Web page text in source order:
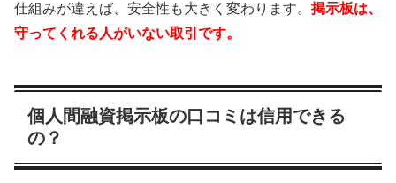
仕組みが違えば、安全性も大きく変わります。 掲示板は、
守ってくれる人がいない取引です。
個人間融資掲示板の口コミは信用できる
の？